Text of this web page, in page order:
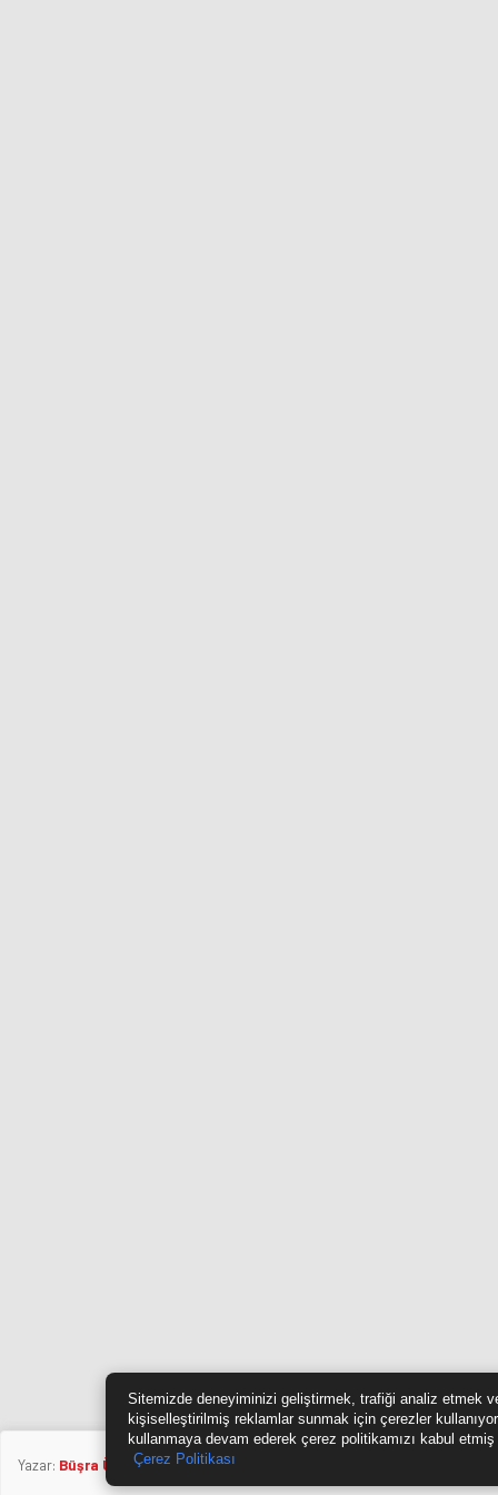
Yazar: Büşra Ünlü
Sitemizde deneyiminizi geliştirmek, trafiği analiz etmek
kişiselleştirilmiş reklamlar sunmak için çerezler
kullanmaya devam ederek çerez politikamızı kabul
Çerez Politikası